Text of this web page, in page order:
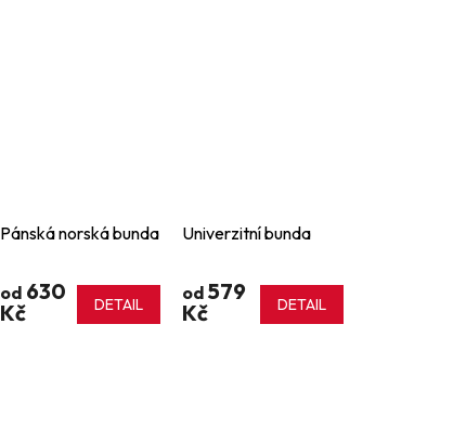
Pánská norská bunda
od630
Kč
DETAIL
Univerzitní bunda
od 579
Kč
DETAIL